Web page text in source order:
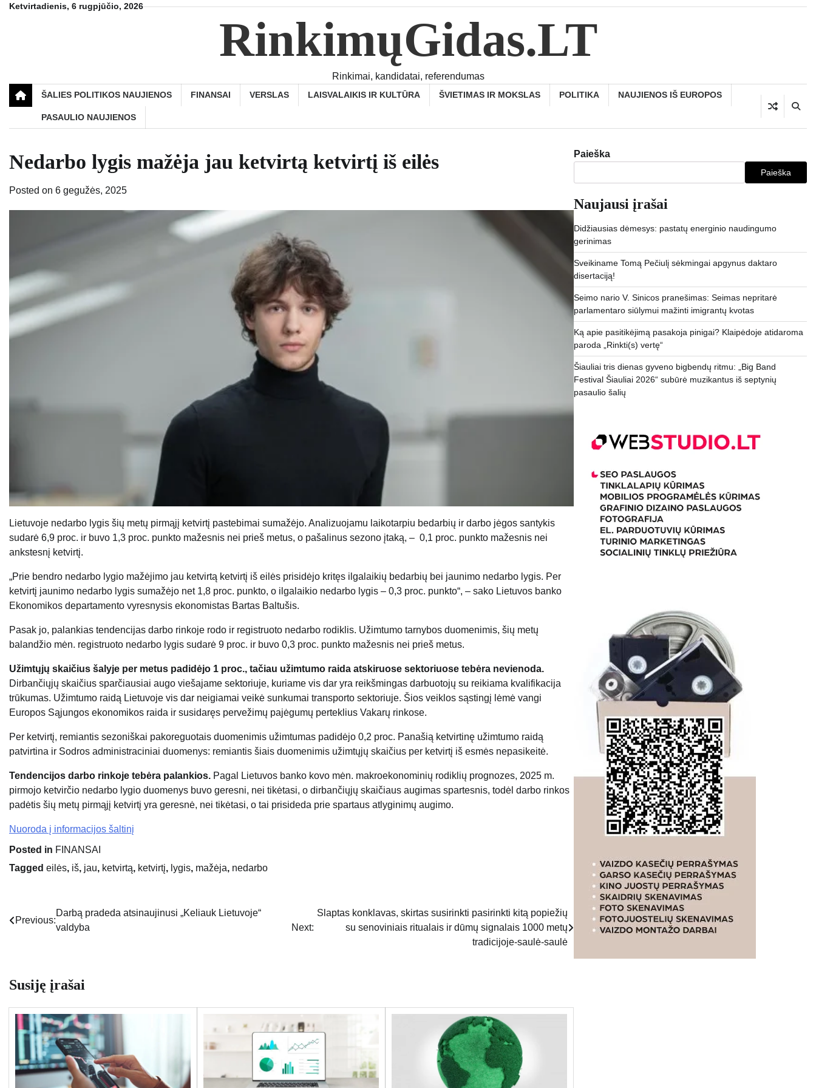
SkipKetvirtadienis, 6 rugpjūčio, 2026
RinkimųGidas.LT
Rinkimai, kandidatai, referendumas
ŠALIES POLITIKOS NAUJIENOS FINANSAI VERSLAS LAISVALAIKIS IR KULTŪRA ŠVIETIMAS IR MOKSLAS POLITIKA NAUJIENOS IŠ EUROPOS
PASAULIO NAUJIENOS
Nedarbo lygis mažėja jau ketvirtą ketvirtį iš eilės
Posted on 6 gegužės, 2025
Lietuvoje nedarbo lygis šių metų pirmąjį ketvirtį pastebimai sumažėjo. Analizuojamu laikotarpiu bedarbių ir darbo jėgos santykis
sudarė 6,9 proc. ir buvo 1,3 proc. punkto mažesnis nei prieš metus, o pašalinus sezono įtaką, – 0,1 proc. punkto mažesnis nei
ankstesnį ketvirtį.
„Prie bendro nedarbo lygio mažėjimo jau ketvirtą ketvirtį iš eilės prisidėjo kritęs ilgalaikių bedarbių bei jaunimo nedarbo lygis. Per
ketvirtį jaunimo nedarbo lygis sumažėjo net 1,8 proc. punkto, o ilgalaikio nedarbo lygis – 0,3 proc. punkto“, – sako Lietuvos banko
Ekonomikos departamento vyresnysis ekonomistas Bartas Baltušis.
Pasak jo, palankias tendencijas darbo rinkoje rodo ir registruoto nedarbo rodiklis. Užimtumo tarnybos duomenimis, šių metų
balandžio mėn. registruoto nedarbo lygis sudarė 9 proc. ir buvo 0,3 proc. punkto mažesnis nei prieš metus.
Užimtųjų skaičius šalyje per metus padidėjo 1 proc., tačiau užimtumo raida atskiruose sektoriuose tebėra nevienoda.
Dirbančiųjų skaičius sparčiausiai augo viešajame sektoriuje, kuriame vis dar yra reikšmingas darbuotojų su reikiama kvalifikacija
trūkumas. Užimtumo raidą Lietuvoje vis dar neigiamai veikė sunkumai transporto sektoriuje. Šios veiklos sąstingį lėmė vangi
Europos Sąjungos ekonomikos raida ir susidaręs pervežimų pajėgumų perteklius Vakarų rinkose.
Per ketvirtį, remiantis sezoniškai pakoreguotais duomenimis užimtumas padidėjo 0,2 proc. Panašią ketvirtinę užimtumo raidą
patvirtina ir Sodros administraciniai duomenys: remiantis šiais duomenimis užimtųjų skaičius per ketvirtį iš esmės nepasikeitė.
Tendencijos darbo rinkoje tebėra palankios. Pagal Lietuvos banko kovo mėn. makroekonominių rodiklių prognozes, 2025 m.
pirmojo ketvirčio nedarbo lygio duomenys buvo geresni, nei tikėtasi, o dirbančiųjų skaičiaus augimas spartesnis, todėl darbo rinkos
padėtis šių metų pirmąjį ketvirtį yra geresnė, nei tikėtasi, o tai prisideda prie spartaus atlyginimų augimo.
Nuoroda į informacijos šaltinį
Posted in FINANSAI
Tagged eilės, iš, jau, ketvirtą, ketvirtį, lygis, mažėja, nedarbo
Navigacija
Previous:
Darbą pradeda atsinaujinusi „Keliauk Lietuvoje“
valdyba
Next:
Slaptas konklavas, skirtas susirinkti pasirinkti kitą popiežių
su senoviniais ritualais ir dūmų signalais 1000 metų
tradicijoje-saulė-saulė
Susiję įrašai
Paieška
Paieška
Naujausi įrašai
Didžiausias dėmesys: pastatų energinio naudingumo
gerinimas
Sveikiname Tomą Pečiulį sėkmingai apgynus daktaro
disertaciją!
Seimo nario V. Sinicos pranešimas: Seimas nepritarė
parlamentaro siūlymui mažinti imigrantų kvotas
Ką apie pasitikėjimą pasakoja pinigai? Klaipėdoje atidaroma
paroda „Rinkti(s) vertę“
Šiauliai tris dienas gyveno bigbendų ritmu: „Big Band
Festival Šiauliai 2026“ subūrė muzikantus iš septynių
pasaulio šalių